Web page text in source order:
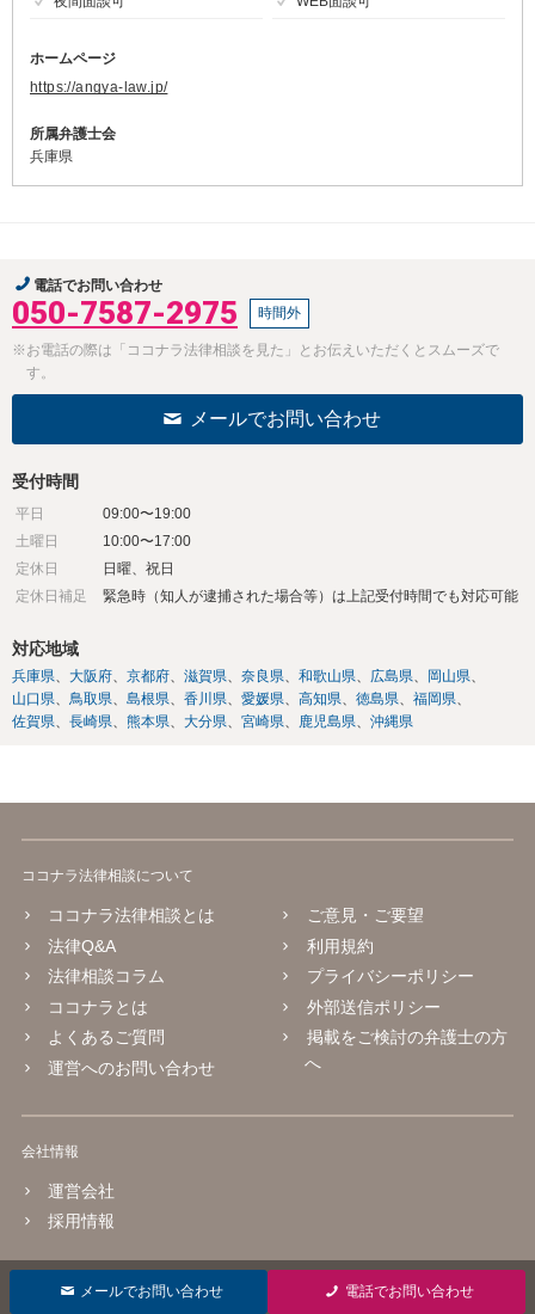
ホームページ
https://angya-law.jp/
所属弁護士会
兵庫県
電話でお問い合わせ
050-7587-2975 時間外
※お電話の際は「ココナラ法律相談を見た」とお伝えいただくとスムーズで
す。
メールでお問い合わせ
受付時間
平日
09:00〜19:00
土曜日
10:00〜17:00
定休日
日曜、祝日
定休日補足
緊急時（知人が逮捕された場合等）は上記受付時間でも対応可能
対応地域
兵庫県 大阪府 京都府 滋賀県 奈良県 和歌山県 広島県
岡山県
山口県
鳥取県 島根県 香川県 愛媛県 高知県 徳島県
福岡県
佐賀県
長崎県 熊本県 大分県 宮崎県 鹿児島県 沖縄県
メールでお問い合わせ 電話でお問い合わせ
ココナラ法律相談について
ココナラ法律相談とは
法律Q&A
法律相談コラム
ココナラとは
よくあるご質問
運営へのお問い合わせ
ご意見・ご要望
利用規約
プライバシーポリシー
外部送信ポリシー
掲載をご検討の弁護士の方
へ
会社情報
運営会社
採用情報